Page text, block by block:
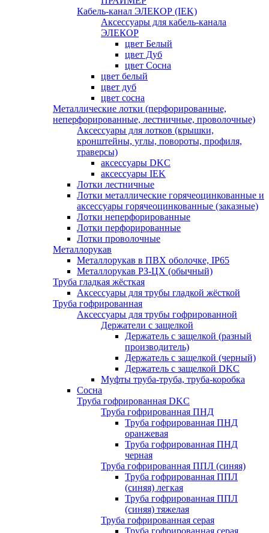
Кабель-канал ЭЛЕКОР (IEK)
Аксессуары для кабель-канала
ЭЛЕКОР
цвет Белый
цвет Дуб
цвет Сосна
цвет белый
цвет дуб
цвет сосна
Металлические лотки (перфорированные,
неперфорированные, лестничные, проволочные)
Аксессуары для лотков (крышки,
кронштейны, углы, повороты, профиля,
траверсы)
аксессуары DKC
аксессуары IEK
Лотки лестничные
Лотки металлические горячеоцинкованные и
аксессуары горячеоцинкованные (заказные)
Лотки неперфорированные
Лотки перфорированные
Лотки проволочные
Металлорукав
Металлорукав в ПВХ оболочке, IP65
Металлорукав РЗ-ЦХ (обычный)
Труба гладкая жёсткая
Аксессуары для трубы гладкой жёсткой
Труба гофрированная
Аксессуары для трубы гофрированной
Держатели с защелкой
Держатель с защелкой (разный
производитель)
Держатель с защелкой (черный)
Держатель с защелкой DKC
Муфты труба-труба, труба-коробка
Сосна
Труба гофрированная DKC
Труба гофрированная ПНД
Труба гофрированная ПНД
оранжевая
Труба гофрированная ПНД
черная
Труба гофрированная ППЛ (синяя)
Труба гофрированная ППЛ
(синяя) легкая
Труба гофрированная ППЛ
(синяя) тяжелая
Труба гофрированная серая
Труба гофрированная серая